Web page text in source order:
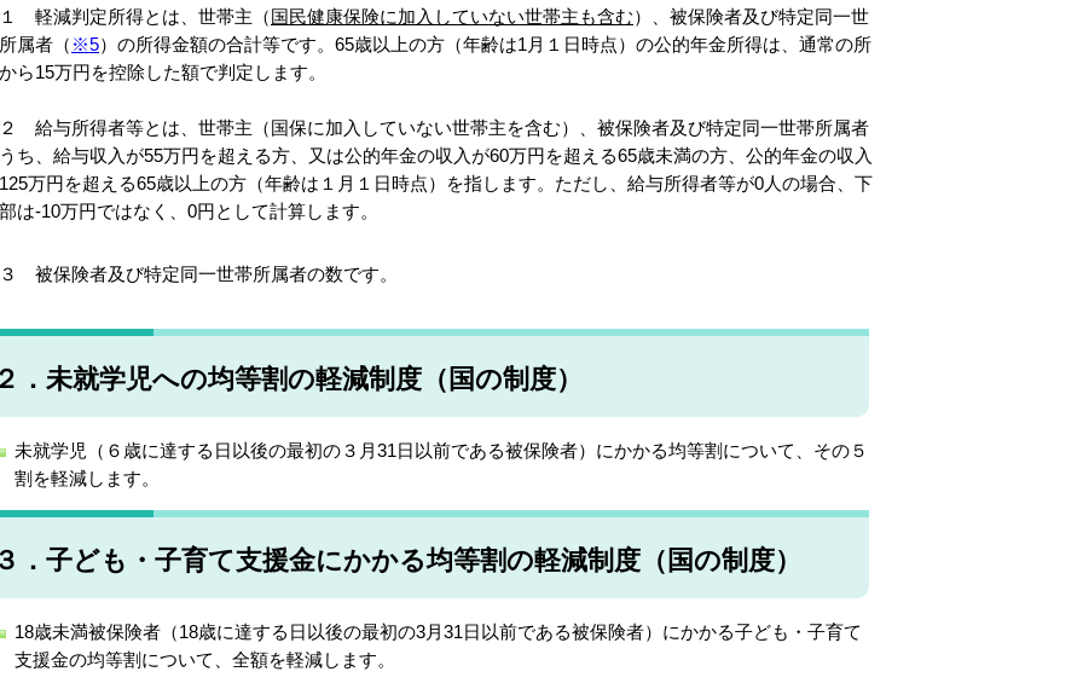
軽減判定所得とは、世帯主（ 国民健康保険に加入していない世帯主も含む）、被保険者及び特定同一世
属者（ ※5）の所得金額の合計等です。65歳以上の方（年齢は1月１日時点）の公的年金所得は、通常の所
ら15万円を控除した額で判定します。
給与所得者等とは、世帯主（国保に加入していない世帯主を含む）、被保険者及び特定同一世帯所属者
ち、給与収入が55万円を超える方、又は公的年金の収入が60万円を超える65歳未満の方、公的年金の収入
万円を超える65歳以上の方（年齢は１月１日時点）を指します。ただし、給与所得者等が0人の場合、下
は-10万円ではなく、0円として計算します。
被保険者及び特定同一世帯所属者の数です。
．未就学児への均等割の軽減制度（国の制度）
未就学児（６歳に達する日以後の最初の３月31日以前である被保険者）にかかる均等割について、その５
割を軽減します。
．子ども・子育て支援金にかかる均等割の軽減制度（国の制度）
18歳未満被保険者（18歳に達する日以後の最初の3月31日以前である被保険者）にかかる子ども・子育て
支援金の均等割について、全額を軽減します。